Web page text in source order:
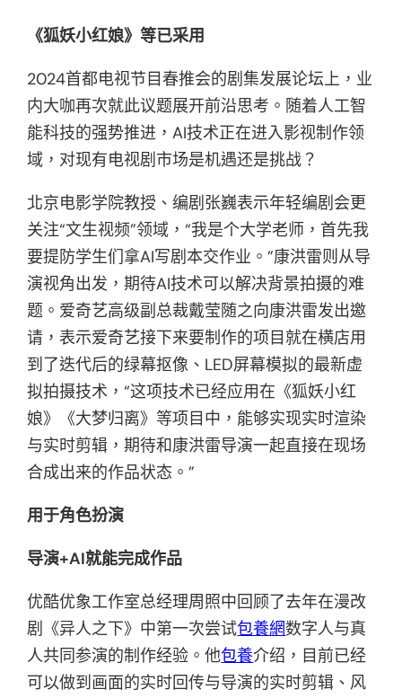
《狐妖小红娘》等已采用
2024首都电视节目春推会的剧集发展论坛上，业
内大咖再次就此议题展开前沿思考。随着人工智
能科技的强势推进，AI技术正在进入影视制作领
域，对现有电视剧市场是机遇还是挑战？
北京电影学院教授、编剧张巍表示年轻编剧会更
关注“文生视频”领域，“我是个大学老师，首先我
要提防学生们拿AI写剧本交作业。”康洪雷则从导
演视角出发，期待AI技术可以解决背景拍摄的难
题。爱奇艺高级副总裁戴莹随之向康洪雷发出邀
请，表示爱奇艺接下来要制作的项目就在横店用
到了迭代后的绿幕抠像、LED屏幕模拟的最新虚
拟拍摄技术，“这项技术已经应用在《狐妖小红
娘》《大梦归离》等项目中，能够实现实时渲染
与实时剪辑，期待和康洪雷导演一起直接在现场
合成出来的作品状态。”
用于角色扮演
导演+AI就能完成作品
优酷优象工作室总经理周照中回顾了去年在漫改
剧《异人之下》中第一次尝试包養網数字人与真
人共同参演的制作经验。他包養介绍，目前已经
可以做到画面的实时回传与导演的实时剪辑、风